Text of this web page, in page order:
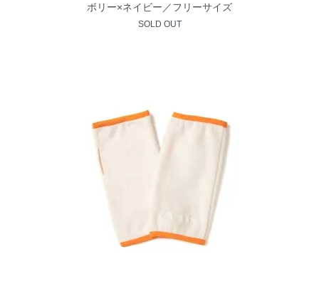
ボリー×ネイビー／フリーサイズ
SOLD OUT